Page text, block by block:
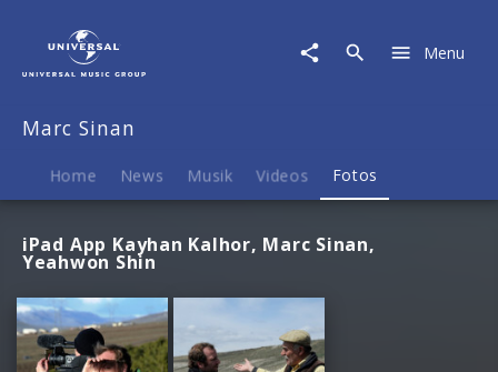
Fotos
Menu
Marc Sinan
Home News Musik Videos Fotos
iPad App Kayhan Kalhor, Marc Sinan,
Yeahwon Shin